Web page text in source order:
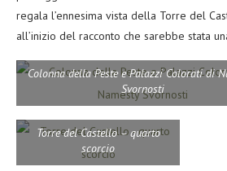
regala l’ennesima vista della Torre del
all’inizio del racconto che sarebbe stata
Colonna della Peste e Palazzi Colorati di
Svornosti
Torre del Castello – quarto
scorcio